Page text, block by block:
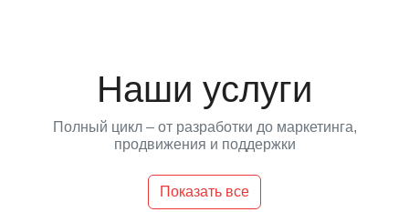
Наши услуги
Полный цикл – от разработки до маркетинга,
продвижения и поддержки
Показать все